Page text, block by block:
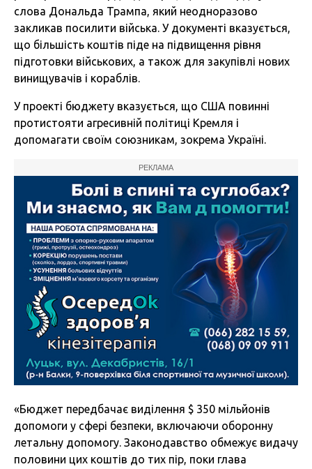
слова Дональда Трампа, який неодноразово
закликав посилити війська. У документі вказується,
що більшість коштів піде на підвищення рівня
підготовки військових, а також для закупівлі нових
винищувачів і кораблів.
У проекті бюджету вказується, що США повинні
протистояти агресивній політиці Кремля і
допомагати своїм союзникам, зокрема Україні.
РЕКЛАМА
«Бюджет передбачає виділення $ 350 мільйонів
допомоги у сфері безпеки, включаючи оборонну
летальну допомогу. Законодавство обмежує видачу
половини цих коштів до тих пір, поки глава